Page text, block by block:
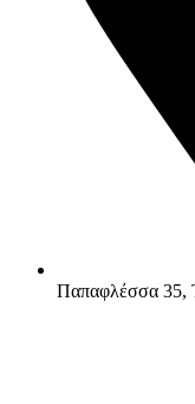
Παπαφλέσσα 35,